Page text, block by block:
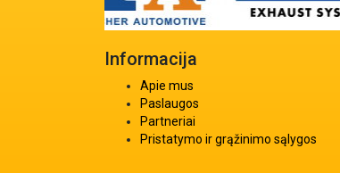
Informacija
Apie mus
Paslaugos
Partneriai
Pristatymo ir grąžinimo sąlygos